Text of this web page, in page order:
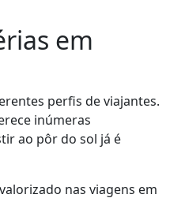
em
perfis de viajantes.
inúmeras
ao pôr do sol já é
nas viagens em